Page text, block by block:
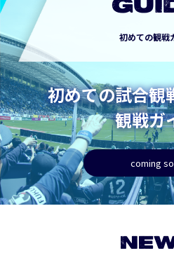
初めての観戦
初めての試合観
観戦ガ
coming